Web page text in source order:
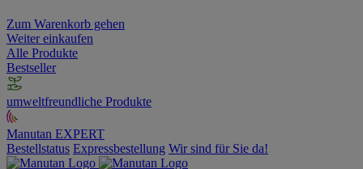
Zum Warenkorb gehen
Weiter einkaufen
Alle Produkte
Bestseller
umweltfreundliche Produkte
Manutan EXPERT
Bestellstatus Expressbestellung Wir sind für Sie da!